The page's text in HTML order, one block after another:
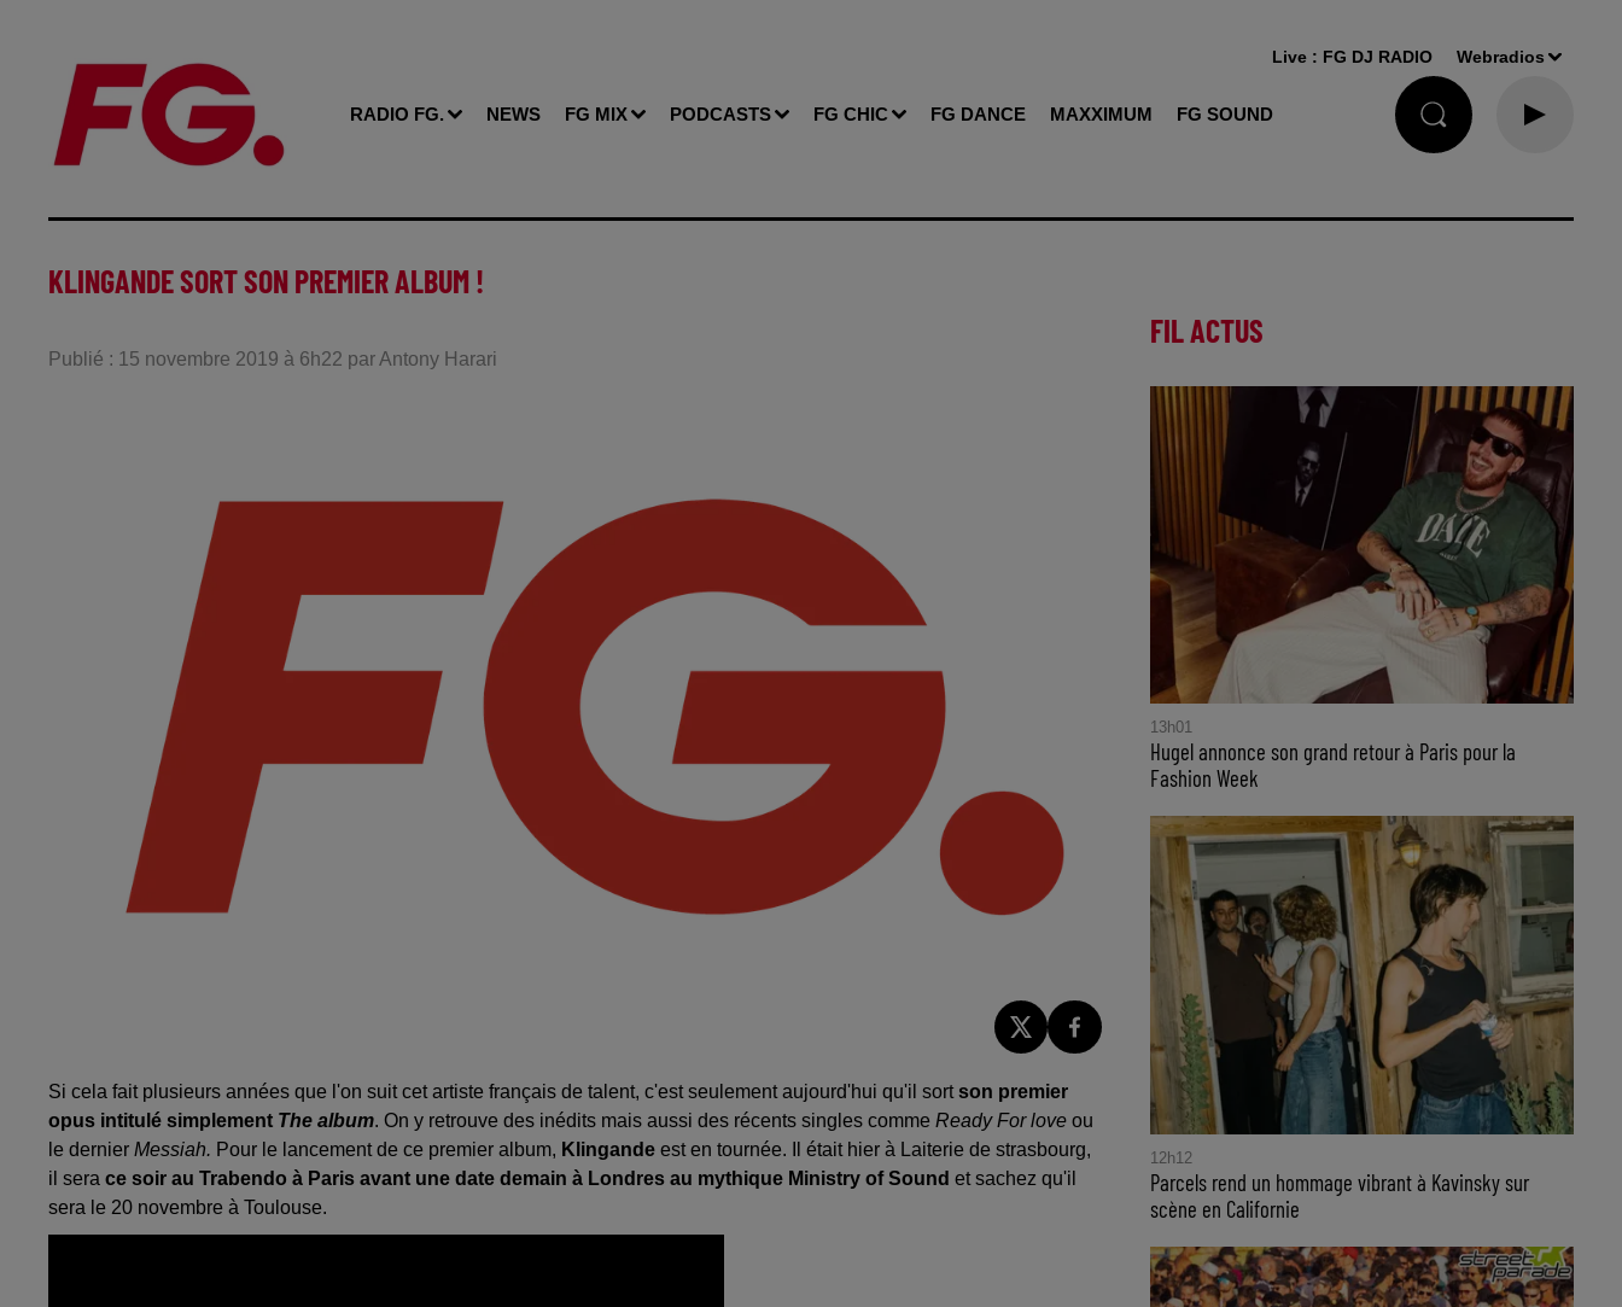
RADIO FG. NEWS FG MIX PODCASTS FG CHIC FG DANCE MAXXIMUM FG SOUND
Live : FG DJ RADIO Webradios
KLINGANDE SORT SON PREMIER ALBUM !
Publié : 15 novembre 2019 à 6h22 par Antony Harari
Si cela fait plusieurs années que l'on suit cet artiste français de talent, c'est seulement aujourd'hui qu'il sortson premier
opus intitulé simplement The album. On y retrouve des inédits mais aussi des récents singles comme Ready For love ou
le dernier Messiah. Pour le lancement de ce premier album, Klingande est en tournée. Il était hier à Laiterie de strasbourg,
il sera ce soir au Trabendo à Paris avant une date demain à Londres au mythique Ministry of Sound et sachez qu'il
sera le 20 novembre à Toulouse.
FIL ACTUS
13h01
Hugel annonce son grand retour à Paris pour la
Fashion Week
12h12
Parcels rend un hommage vibrant à Kavinsky sur
scène en Californie